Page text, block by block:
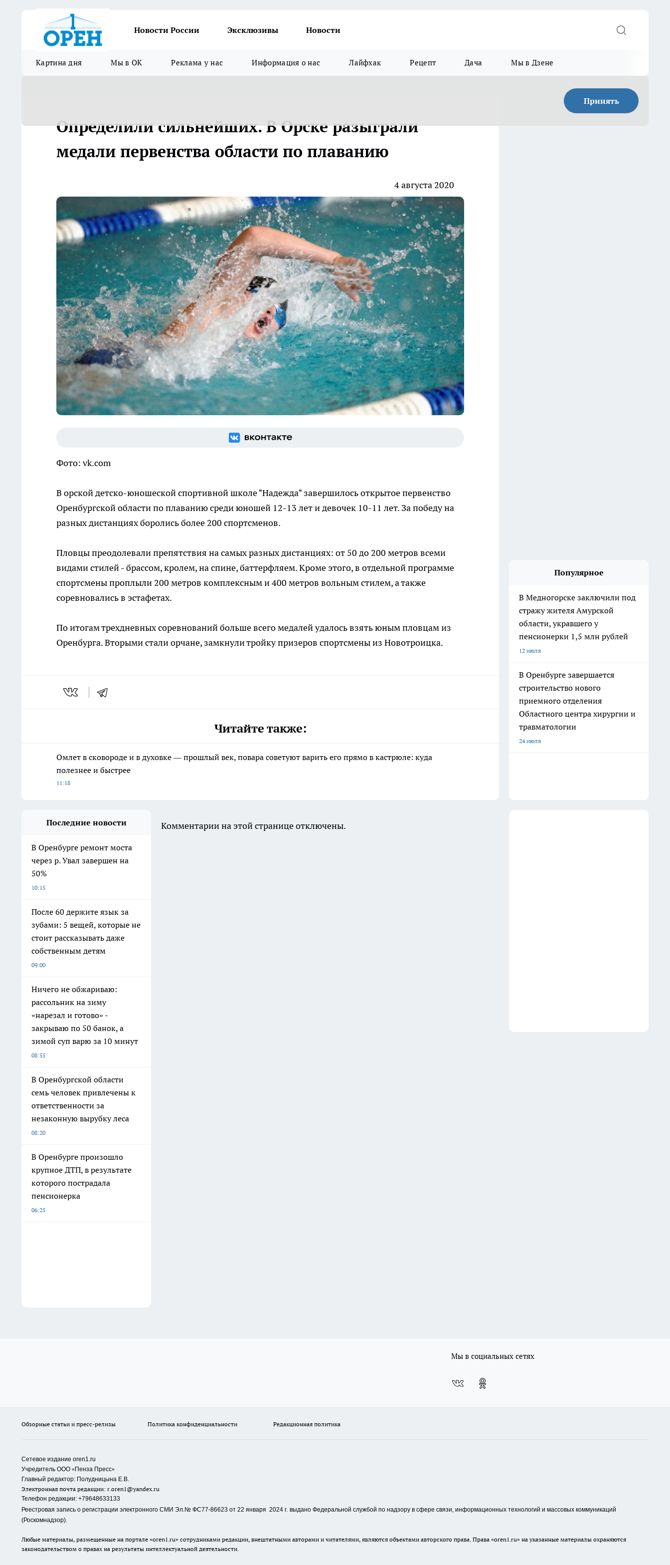
Новости России Эксклюзивы Новости
Картина дня Мы в ОК Реклама у нас Информация о нас Лайфхак Рецепт Дача Мы в Дзене
Принять
Определили сильнейших. В Орске разыграли
медали первенства области по плаванию
4 августа 2020
Фото: vk.com
В орской детско-юношеской спортивной школе "Надежда" завершилось открытое первенство
Оренбургской области по плаванию среди юношей 12-13 лет и девочек 10-11 лет. За победу на
разных дистанциях боролись более 200 спортсменов.
Пловцы преодолевали препятствия на самых разных дистанциях: от 50 до 200 метров всеми
видами стилей - брассом, кролем, на спине, баттерфляем. Кроме этого, в отдельной программе
спортсмены проплыли 200 метров комплексным и 400 метров вольным стилем, а также
соревновались в эстафетах.
По итогам трехдневных соревнований больше всего медалей удалось взять юным пловцам из
Оренбурга. Вторыми стали орчане, замкнули тройку призеров спортсмены из Новотроицка.
Читайте также:
Омлет в сковороде и в духовке — прошлый век, повара советуют варить его прямо в кастрюле: куда
полезнее и быстрее
11:18
Популярное
В Медногорске заключили под
стражу жителя Амурской
области, укравшего у
пенсионерки 1,5 млн рублей
12 июля
В Оренбурге завершается
строительство нового
приемного отделения
Областного центра хирургии и
травматологии
24 июля
Последние новости
В Оренбурге ремонт моста
через р. Увал завершен на
50%
10:15
После 60 держите язык за
зубами: 5 вещей, которые не
стоит рассказывать даже
собственным детям
09:00
Ничего не обжариваю:
рассольник на зиму
«нарезал и готово» -
закрываю по 50 банок, а
зимой суп варю за 10 минут
08:55
В Оренбургской области
семь человек привлечены к
ответственности за
незаконную вырубку леса
08:20
В Оренбурге произошло
крупное ДТП, в результате
которого пострадала
пенсионерка
06:25
Комментарии на этой странице отключены.
Мы в социальных сетях
Обзорные статьи и пресс-релизы Политика конфиденциальности Редакционная политика
Сетевое издание oren1.ru
Учредитель ООО «Пенза Пресс»
Главный редактор: Полудницына Е.В.
Электронная почта редакции: r.oren1@yandex.ru
Телефон редакции: +79648633133
Реестровая запись о регистрации электронного СМИ Эл.№ ФС77-86623 от 22 января 2024 г. выдано Федеральной службой по надзору в сфере связи, информационных технологий и массовых коммуникаций
(Роскомнадзор).
Любые материалы, размещенные на портале «oren1.ru» сотрудниками редакции, внештатными авторами и читателями, являются объектами авторского права. Права «oren1.ru» на указанные материалы охраняются
законодательством о правах на результаты интеллектуальной деятельности.